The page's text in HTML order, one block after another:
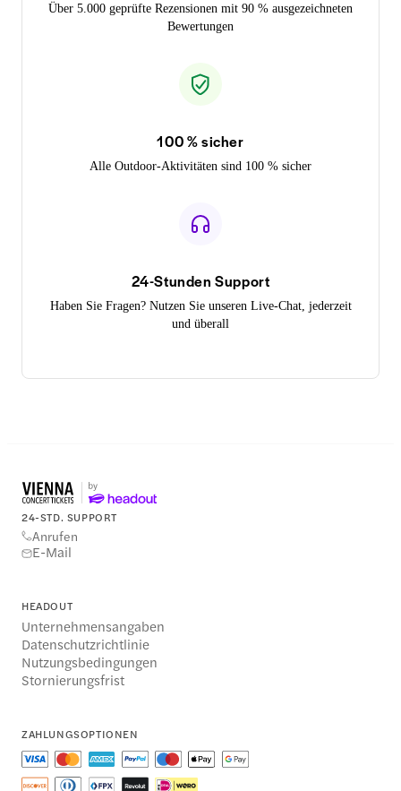
Über 5.000 geprüfte Rezensionen mit 90 % ausgezeichneten
Bewertungen
100 % sicher
Alle Outdoor-Aktivitäten sind 100 % sicher
24-Stunden Support
Haben Sie Fragen? Nutzen Sie unseren Live-Chat, jederzeit
und überall
24-STD. SUPPORT
Anrufen
E-Mail
HEADOUT
Unternehmensangaben
Datenschutzrichtlinie
Nutzungsbedingungen
Stornierungsfrist
ZAHLUNGSOPTIONEN